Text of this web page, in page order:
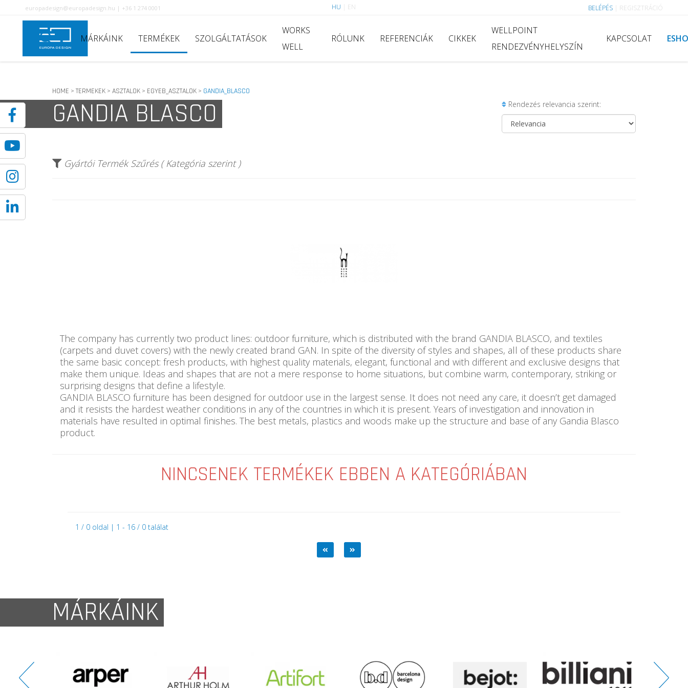
europadesign@europadesign.hu | +36 1 274 0001 HU EN BELÉPÉS REGISZTRÁCIÓ
MÁRKÁINK TERMÉKEK SZOLGÁLTATÁSOK
WORKS
WELL
RÓLUNK REFERENCIÁK CIKKEK
WELLPOINT
RENDEZVÉNYHELYSZÍN
KAPCSOLAT
HOME > TERMEKEK > ASZTALOK > EGYEB_ASZTALOK > GANDIA_BLASCO
GANDIA BLASCO Rendezés relevancia szerint:
Gyártói Termék Szűrés ( Kategória szerint )
The company has currently two product lines: outdoor furniture, which is distributed with the brand GANDIA BLASCO, and textiles
(carpets and duvet covers) with the newly created brand GAN. In spite of the diversity of styles and shapes, all of these products share
the same basic concept: fresh products, with highest quality materials, elegant, functional and with different and exclusive designs that
make them unique. Ideas and shapes that are not a mere response to home situations, but combine warm, contemporary, striking or
surprising designs that define a lifestyle.
GANDIA BLASCO furniture has been designed for outdoor use in the largest sense. It does not need any care, it doesn’t get damaged
and it resists the hardest weather conditions in any of the countries in which it is present. Years of investigation and innovation in
materials have resulted in optimal finishes. The best metals, plastics and woods make up the structure and base of any Gandia Blasco
product.
NINCSENEK TERMÉKEK EBBEN A KATEGÓRIÁBAN
1 / 0 oldal | 1 - 16 / 0 találat
MÁRKÁINK